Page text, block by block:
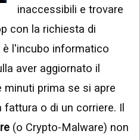
inaccessibili e trovare
con la richiesta di
è l'incubo informatico
aver aggiornato il
prima se si apre
fattura o di un corriere. Il
(o Crypto-Malware) non